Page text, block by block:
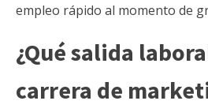
empleo rápido al momento de
¿Qué salida
carrera de